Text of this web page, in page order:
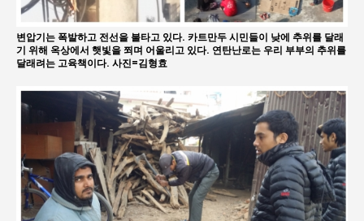
변압기는 폭발하고 전선을 불타고 있다. 카트만두 시민들이 낮에 추위를 달래
기 위해 옥상에서 햇빛을 쬐며 어울리고 있다. 연탄난로는 우리 부부의 추위를
달래려는 고육책이다. 사진=김형효